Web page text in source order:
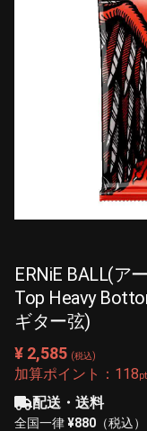
ERNiE BALL(ア
Top Heavy
ギター弦)
¥ 2,585 (税込)
加算ポイント： 118pt
配送・送料
全国一律¥880 （税込）